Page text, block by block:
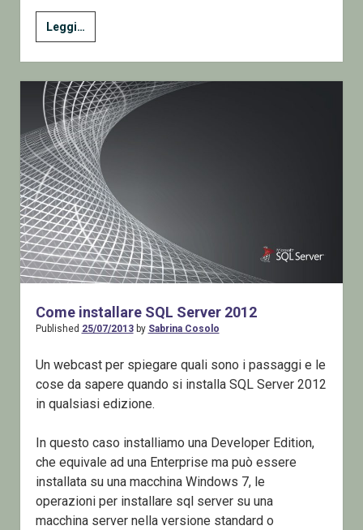
Leggi…Installare
il
.Net
framework
3.5
(e
di
conseguenza
il
2.0)
su
Windows
8.1
Come installare SQL Server 2012
Published 25/07/2013by Sabrina Cosolo
Un webcast per spiegare quali sono i passaggi e le
cose da sapere quando si installa SQL Server 2012
in qualsiasi edizione.
In questo caso installiamo una Developer Edition,
che equivale ad una Enterprise ma può essere
installata su una macchina Windows 7, le
operazioni per installare sql server su una
macchina server nella versione standard o